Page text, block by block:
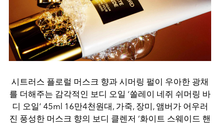
시트러스 플로럴 머스크 향과 시머링 펄이 우아한 광채
를 더해주는 감각적인 보디 오일 ‘쏠레이 네쥐 쉬머링 바
디 오일’ 45ml 16만4천원대, 가죽, 장미, 앰버가 어우러
진 풍성한 머스크 향의 보디 클렌저 ‘화이트 스웨이드 핸